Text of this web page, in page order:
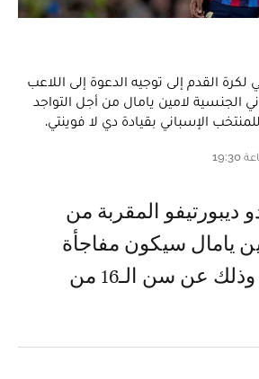
لكرة القدم إلى توجيه الدعوة إلى اللاعب
الجنسية لامين يامال من أجل التواجد
الإسباني بقيادة دي لا فوينتي.
يامال سيكون مفاجأة
منتخب "لاروخا" وذلك عن سن الـ16 من